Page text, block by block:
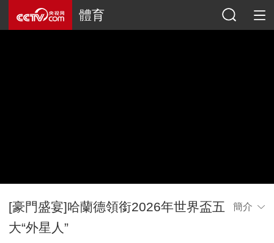
體育
[豪門盛宴]哈蘭德領銜2026年世界盃五
大“外星人”
簡介